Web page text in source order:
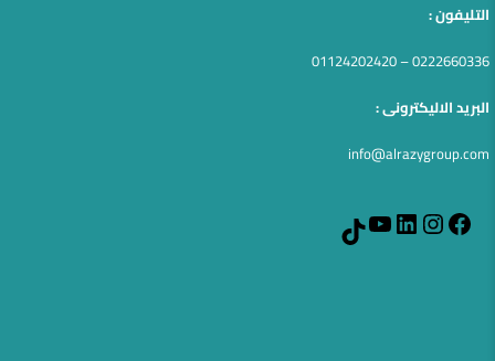
التليفون :
0222660336 – 01124202420
البريد الاليكترونى :
info@alrazygroup.com
Facebook
Instagram
LinkedIn
YouTube